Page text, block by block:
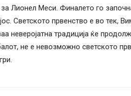
Лионел Меси. Финалето го
Светското првенство е во тек,
неверојатна традиција ќе
не е невозможно светското